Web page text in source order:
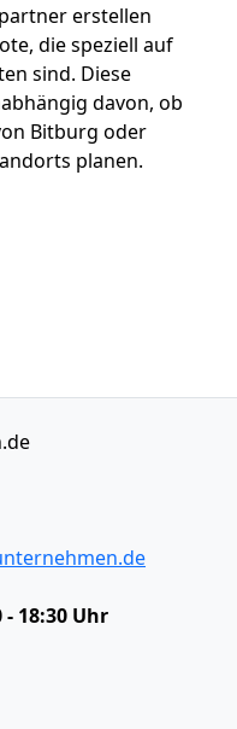
erstellen
die speziell auf
sind. Diese
davon, ob
Bitburg oder
planen.
- 18:30 Uhr